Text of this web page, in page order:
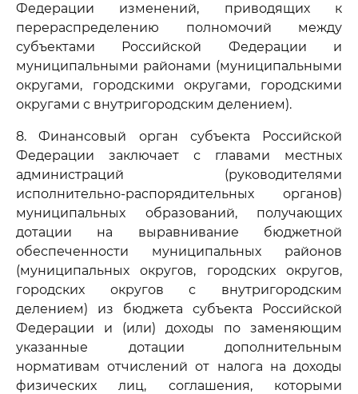
Федерации изменений, приводящих к
перераспределению полномочий между
субъектами Российской Федерации и
муниципальными районами (муниципальными
округами, городскими округами, городскими
округами с внутригородским делением).
8. Финансовый орган субъекта Российской
Федерации заключает с главами местных
администраций (руководителями
исполнительно-распорядительных органов)
муниципальных образований, получающих
дотации на выравнивание бюджетной
обеспеченности муниципальных районов
(муниципальных округов, городских округов,
городских округов с внутригородским
делением) из бюджета субъекта Российской
Федерации и (или) доходы по заменяющим
указанные дотации дополнительным
нормативам отчислений от налога на доходы
физических лиц, соглашения, которыми